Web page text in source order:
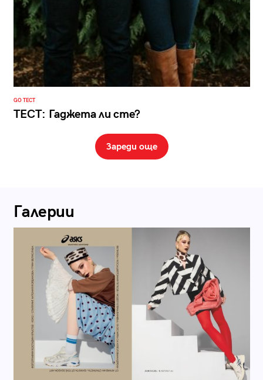
GO ТЕСТ
ТЕСТ: Гаджета ли сте?
Зареди още
Галерии